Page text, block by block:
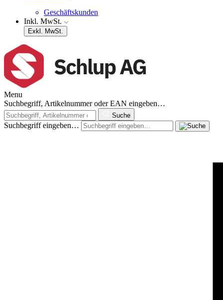
Geschäftskunden
Inkl. MwSt.
Exkl. MwSt.
Menu
Suchbegriff, Artikelnummer oder EAN eingeben…
Suche
Suchbegriff eingeben…